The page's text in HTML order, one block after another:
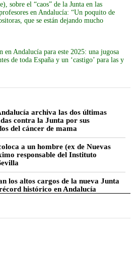
sobre el “caos” de la Junta en las
en Andalucía: “Un poquito de
que se están dejando mucho
en Andalucía para este 2025: una jugosa
de toda España y un ‘castigo’ para las y
archiva las dos últimas
contra la Junta por sus
del cáncer de mama
a un hombre (ex de Nuevas
responsable del Instituto
los altos cargos de la nueva Junta
histórico en Andalucía